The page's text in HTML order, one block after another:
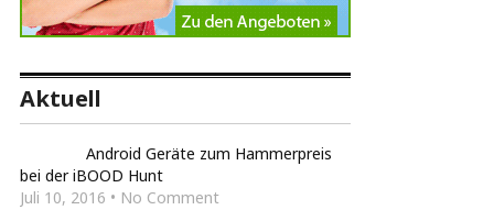
Aktuell
Android Geräte zum Hammerpreis
bei der iBOOD Hunt
Juli 10, 2016 • No Comment